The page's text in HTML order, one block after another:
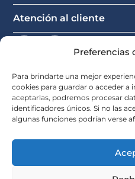
Preferencias
Para brindarte una mejor
cookies para guardar o acceder a
aceptarlas, podremos procesar
identificadores únicos. Si no las
algunas funciones podrían verse
Atención al cliente